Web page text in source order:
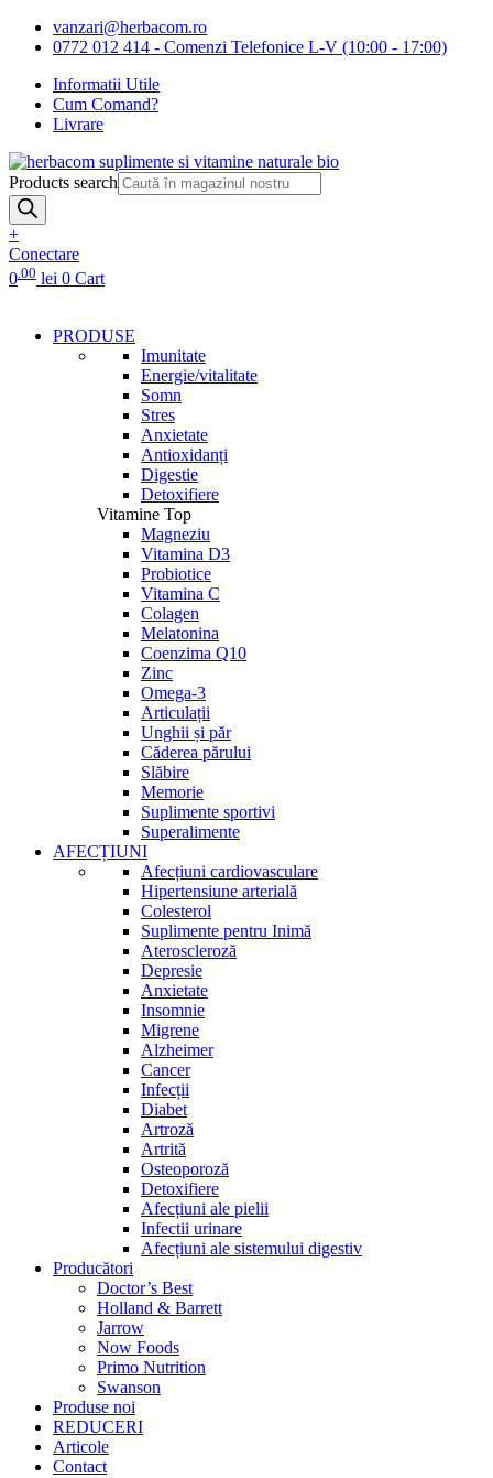
vanzari@herbacom.ro
0772 012 414 - Comenzi Telefonice L-V (10:00 - 17:00)
Informatii Utile
Cum Comand?
Livrare
Products search
+
Conectare
0.00 lei 0 Cart
PRODUSE
Imunitate
Energie/vitalitate
Somn
Stres
Anxietate
Antioxidanți
Digestie
Detoxifiere
Vitamine Top
Magneziu
Vitamina D3
Probiotice
Vitamina C
Colagen
Melatonina
Coenzima Q10
Zinc
Omega-3
Articulații
Unghii și păr
Căderea părului
Slăbire
Memorie
Suplimente sportivi
Superalimente
AFECȚIUNI
Afecțiuni cardiovasculare
Hipertensiune arterială
Colesterol
Suplimente pentru Inimă
Ateroscleroză
Depresie
Anxietate
Insomnie
Migrene
Alzheimer
Cancer
Infecții
Diabet
Artroză
Artrită
Osteoporoză
Detoxifiere
Afecțiuni ale pielii
Infectii urinare
Afecțiuni ale sistemului digestiv
Producători
Doctor’s Best
Holland & Barrett
Jarrow
Now Foods
Primo Nutrition
Swanson
Produse noi
REDUCERI
Articole
Contact